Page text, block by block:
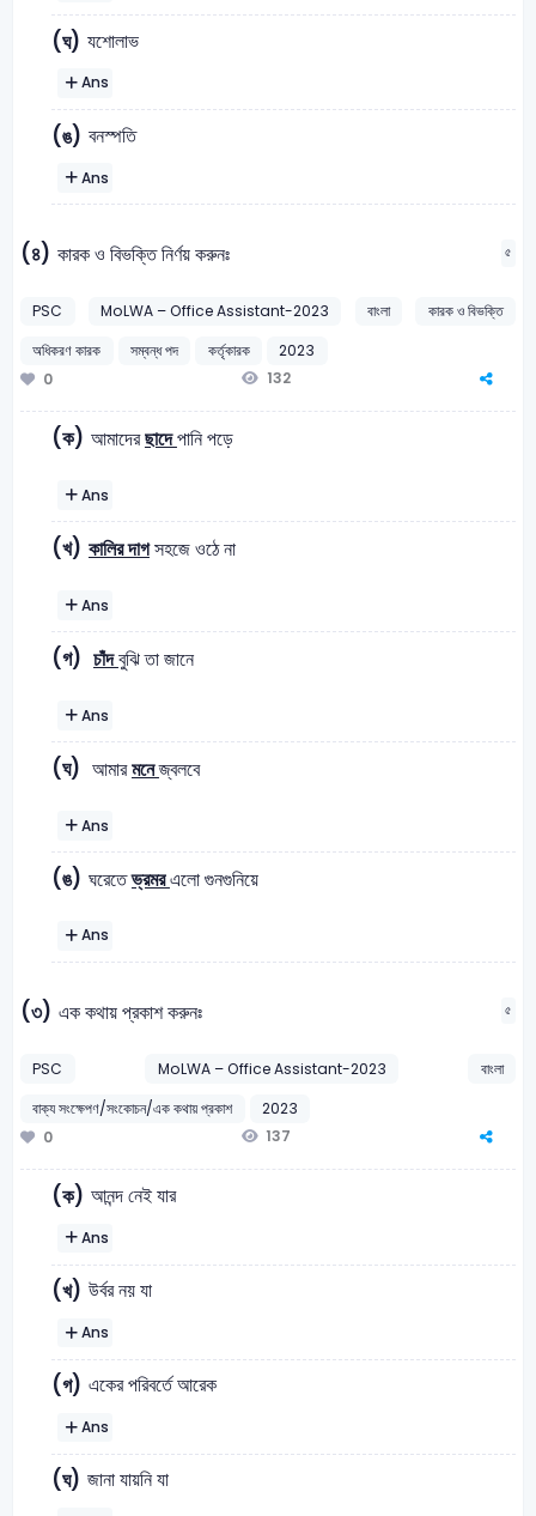
(ঘ) যশোলাভ
Ans
(ঙ) বনস্পতি
Ans
(৪) কারক ও বিভক্তি নির্ণয় করুনঃ ৫
PSC MoLWA – Office Assistant-2023 বাংলা
কারক ও বিভক্তি
অধিকরণ কারক
সম্বন্ধ পদ কর্তৃকারক
2023
0
132
(ক) আমাদেরছাদেপানি পড়ে
Ans
(খ) কালির দাগসহজে ওঠে না
Ans
(গ) চাঁদবুঝি তা জানে
Ans
(ঘ) আমারমনেজ্বলবে
Ans
(ঙ) ঘরেতেভ্রমরএলো গুনগুনিয়ে
Ans
(৩) এক কথায় প্রকাশ করুনঃ ৫
PSC MoLWA – Office Assistant-2023
বাংলা
বাক্য সংক্ষেপণ/সংকোচন/এক কথায় প্রকাশ
2023
0
137
(ক) আনন্দ নেই যার
Ans
(খ) উর্বর নয় যা
Ans
(গ) একের পরিবর্তে আরেক
Ans
(ঘ) জানা যায়নি যা